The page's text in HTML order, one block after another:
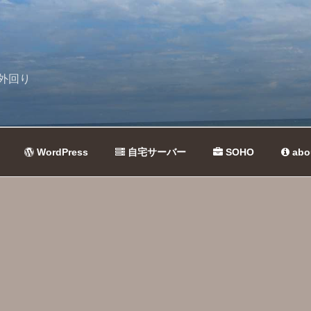
回り
WordPress 自宅サーバー SOHO